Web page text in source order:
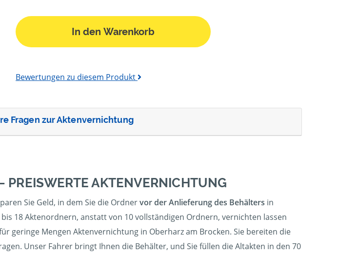
In den Warenkorb
Bewertungen zu diesem Produkt
Fragen zur Aktenvernichtung
PREISWERTE AKTENVERNICHTUNG
Sie Geld, in dem Sie die Ordnervor der Anlieferung des Behälters in
18 Aktenordnern, anstatt von 10 vollständigen Ordnern, vernichten lassen
geringe Mengen Aktenvernichtung in Oberharz am Brocken. Sie bereiten die
Unser Fahrer bringt Ihnen die Behälter, und Sie füllen die Altakten in den 70